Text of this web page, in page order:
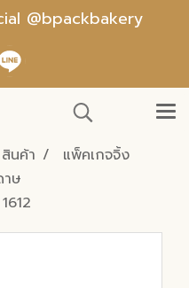
@bpackbakery
สินค้า
แพ็คเกจจิ้ง
าษ